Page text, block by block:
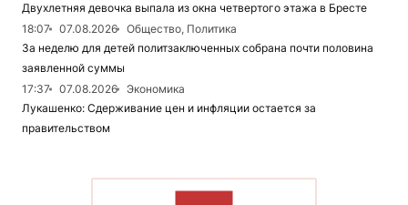
Двухлетняя девочка выпала из окна четвертого этажа в Бресте
18:07
07.08.2026
Общество, Политика
За неделю для детей политзаключенных собрана почти половина
заявленной суммы
17:37
07.08.2026
Экономика
Лукашенко: Сдерживание цен и инфляции остается за
правительством